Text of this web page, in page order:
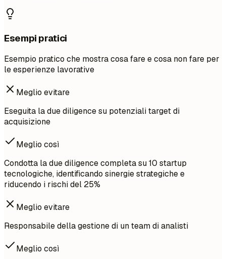
Esempi pratici
Esempio pratico che mostra cosa fare e cosa non fare per
le esperienze lavorative
Meglio evitare
Eseguita la due diligence su potenziali target di
acquisizione
Meglio così
Condotta la due diligence completa su 10 startup
tecnologiche, identificando sinergie strategiche e
riducendo i rischi del 25%
Meglio evitare
Responsabile della gestione di un team di analisti
Meglio così